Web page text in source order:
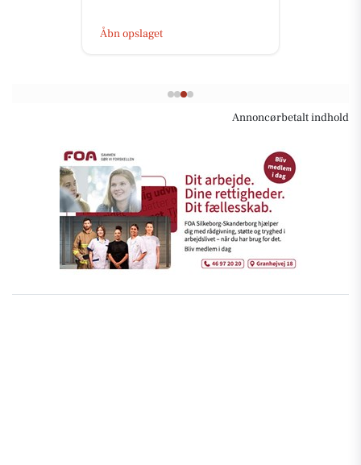
Åbn opslaget
Annoncørbetalt indhold